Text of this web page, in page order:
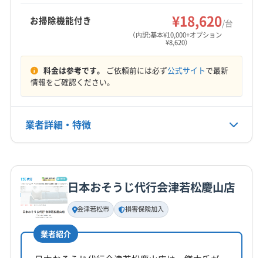
お掃除機能付き ¥18,620/台
（内訳:基本¥10,000+オプション
¥8,620）
料金は参考です。 ご依頼前には必ず公式サイトで最新
情報をご確認ください。
業者詳細・特徴
基本情報
代表者名
非公開
所在地
日本おそうじ代行会津若松慶山店
会津若松市 損害保険加入
業者紹介